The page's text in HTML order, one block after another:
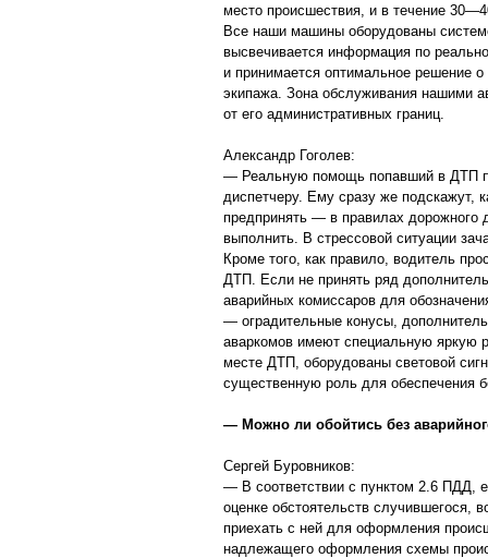
место происшествия, и в течение
Все наши машины оборудованы
высвечивается информация по
и принимается оптимальное решение
экипажа. Зона обслуживания нашими
от его административных границ.
Александр Гоголев:
— Реальную помощь попавший в ДТП
диспетчеру. Ему сразу же подскажут,
предпринять — в правилах дорожного
выполнить. В стрессовой ситуации
Кроме того, как правило, водитель
ДТП. Если не принять ряд
аварийных комиссаров для
— оградительные конусы,
аваркомов имеют специальную яркую
месте ДТП, оборудованы световой
существенную роль для обеспечения
— Можно ли обойтись без
Сергей Буровников:
— В соответствии с пунктом 2.6 ПДД,
оценке обстоятельств случившегося,
приехать с ней для оформления
надлежащего оформления схемы